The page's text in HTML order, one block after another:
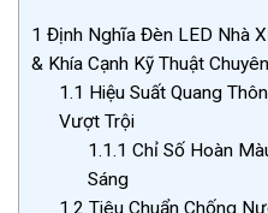
1 Định Nghĩa Đèn LED Nhà
& Khía Cạnh Kỹ Thuật
1.1 Hiệu Suất Quang
Vượt Trội
1.1.1 Chỉ Số Hoàn
Sáng
1.2 Tiêu Chuẩn Chống